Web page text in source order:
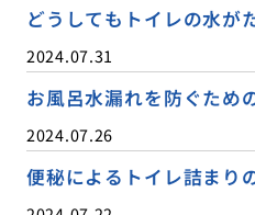
どうしてもトイレの水が
2024.07.31
お風呂水漏れを防ぐため
2024.07.26
便秘によるトイレ詰まり